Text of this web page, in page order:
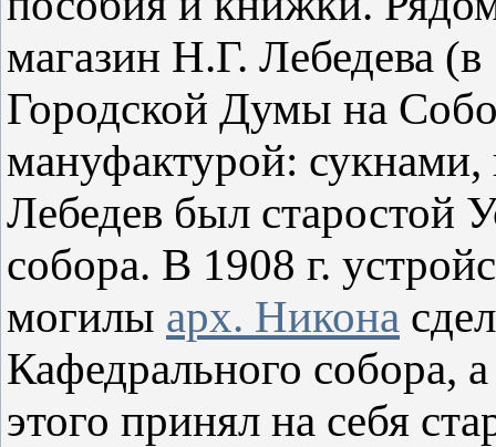
магазин Н.Г. Лебедева (в
Городской Думы на
мануфактурой:
Лебедев был старостой
собора. В 1908 г.
могилы арх. Никона
Кафедрального собора,
этого принял на себя